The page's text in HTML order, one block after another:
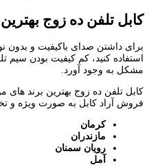
کابل تلفن ده زوج
برای داشتن صدای باکیفیت و بدون
استفاده کنید، کم کیفیت بودن سیم
مشکل به وجود آورد.
کابل تلفن ده زوج بهترین برند های
فروش آراد کابل به صورت ویژه و
کرمان
مازندران
رویان سمنان
آمل